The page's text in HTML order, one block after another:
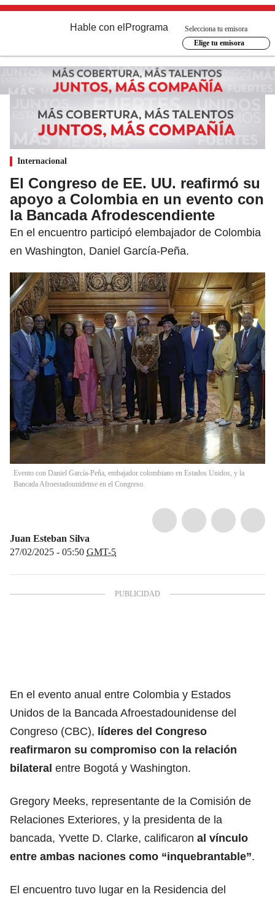
Hable con el Programa
Selecciona tu emisora
Elige tu emisora
Internacional
El Congreso de EE. UU. reafirmó su
apoyo a Colombia en un evento con
la Bancada Afrodescendiente
En el encuentro participó elembajador de Colombia
en Washington, Daniel García-Peña.
Evento con Daniel García-Peña, embajador colombiano en Estados Unidos, y la
Bancada Afroestadounidense en el Congreso.
Juan Esteban Silva
27/02/2025 - 05:50 GMT-5
En el evento anual entre Colombia y Estados
Unidos de la Bancada Afroestadounidense del
Congreso (CBC), líderes del Congreso
reafirmaron su compromiso con la relación
bilateral entre Bogotá y Washington.
Gregory Meeks, representante de la Comisión de
Relaciones Exteriores, y la presidenta de la
bancada, Yvette D. Clarke, calificaron al vínculo
entre ambas naciones como “inquebrantable”.
El encuentro tuvo lugar en la Residencia del